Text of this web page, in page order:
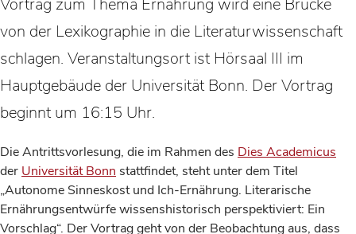
von der Lexikographie in die Literaturwissenschaft
schlagen. Veranstaltungsort ist Hörsaal III im
Hauptgebäude der Universität Bonn. Der Vortrag
beginnt um 16:15 Uhr.
Die Antrittsvorlesung, die im Rahmen des Dies Academicus
der Universität Bonn stattfindet, steht unter dem Titel
„Autonome Sinneskost und Ich-Ernährung. Literarische
Ernährungsentwürfe wissenshistorisch perspektiviert: Ein
Vorschlag“. Der Vortrag geht von der Beobachtung aus, dass